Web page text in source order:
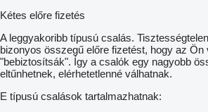
Kétes előre fizetés
A leggyakoribb típusú csalás.
bizonyos összegű előre fizetést, hogy az Ön
"bebiztosítsák". Így a csalók egy nagyobb
eltűnhetnek, elérhetetlenné válhatnak.
E típusú csalások tartalmazhatnak: